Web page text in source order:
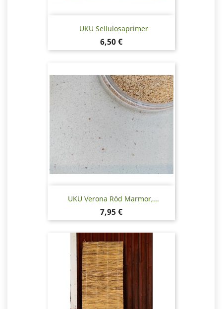
UKU Sellulosaprimer
Pris
6,50 €
UKU Verona Röd Marmor,...
Pris
7,95 €